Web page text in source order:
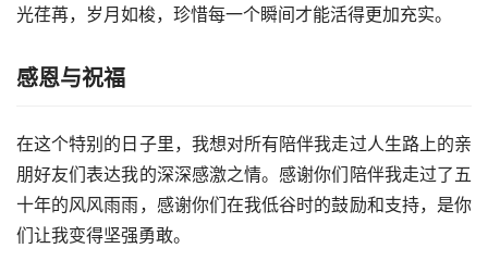
光荏苒，岁月如梭，珍惜每一个瞬间才能活得更加充实。
感恩与祝福
在这个特别的日子里，我想对所有陪伴我走过人生路上的亲
朋好友们表达我的深深感激之情。感谢你们陪伴我走过了五
十年的风风雨雨，感谢你们在我低谷时的鼓励和支持，是你
们让我变得坚强勇敢。